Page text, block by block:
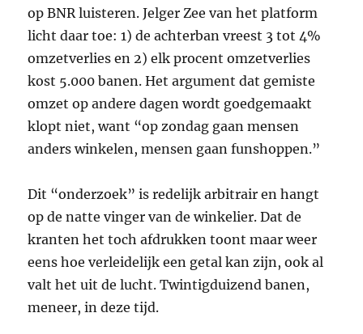
op BNR luisteren. Jelger Zee van het platform
licht daar toe: 1) de achterban vreest 3 tot 4%
omzetverlies en 2) elk procent omzetverlies
kost 5.000 banen. Het argument dat gemiste
omzet op andere dagen wordt goedgemaakt
klopt niet, want “op zondag gaan mensen
anders winkelen, mensen gaan funshoppen.”
Dit “onderzoek” is redelijk arbitrair en hangt
op de natte vinger van de winkelier. Dat de
kranten het toch afdrukken toont maar weer
eens hoe verleidelijk een getal kan zijn, ook al
valt het uit de lucht. Twintigduizend banen,
meneer, in deze tijd.